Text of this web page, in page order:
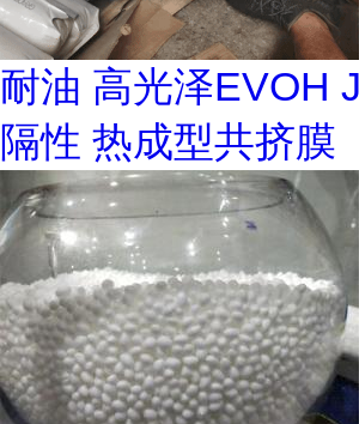
耐油 高光泽EVOH
隔性 热成型共挤膜